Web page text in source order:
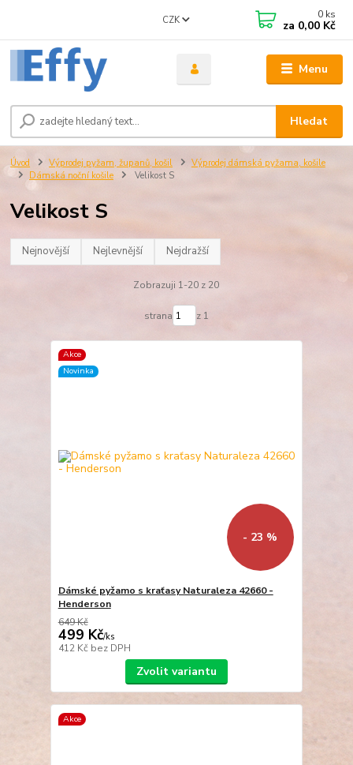
Menu
CZK
Hledat
0 ks
za 0,00 Kč
Úvod Výprodej pyžam, županů, košil
Výprodej dámská pyžama, košile
Dámská noční košile
Velikost S
Velikost S
Nejnovější Nejlevnější Nejdražší
Zobrazuji 1-20 z 20
strana z 1
Akce
Novinka
- 23 %
Dámské pyžamo s kraťasy Naturaleza 42660 -
Henderson
649 Kč
499 Kč/ks
412 Kč bez DPH
Zvolit variantu
Akce